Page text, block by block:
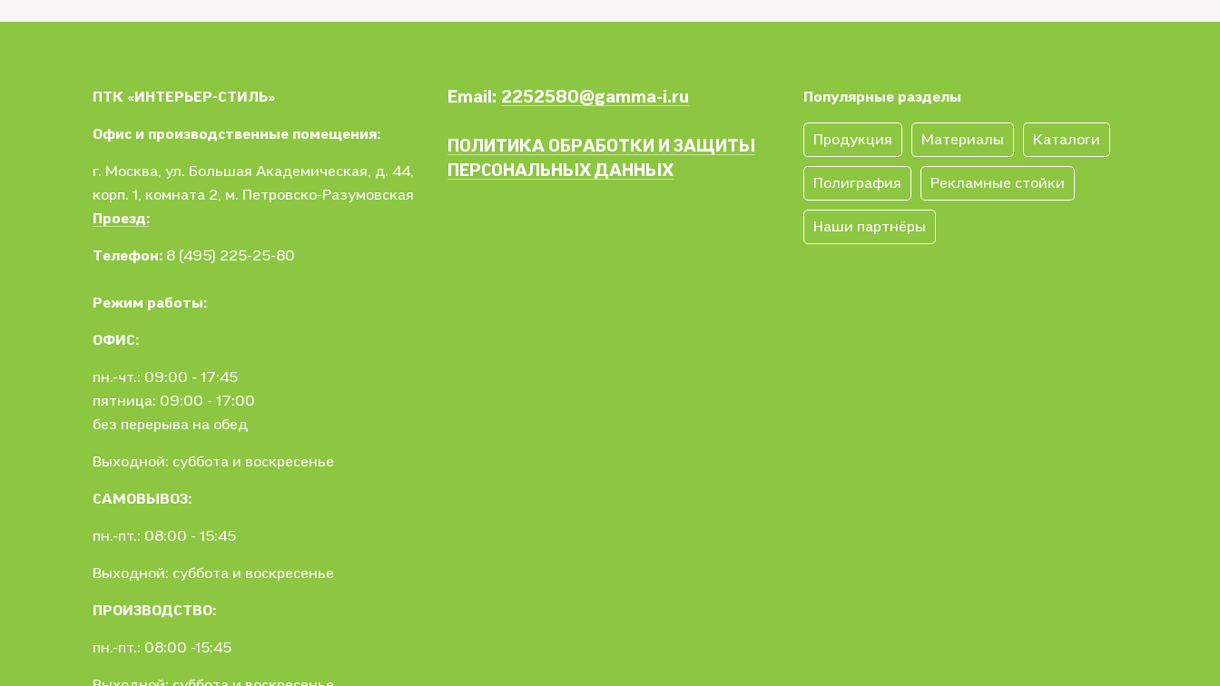
ПТК «ИНТЕРЬЕР-СТИЛЬ»
Офис и производственные помещения:
г. Москва, ул. Большая Академическая, д. 44,
корп. 1, комната 2, м. Петровско-Разумовская
Проезд:
Телефон: 8 (495) 225-25-80
Режим работы:
ОФИС:
пн.-чт.: 09:00 - 17:45
пятница: 09:00 - 17:00
без перерыва на обед
Выходной: суббота и воскресенье
САМОВЫВОЗ:
пн.-пт.: 08:00 - 15:45
Выходной: суббота и воскресенье
ПРОИЗВОДСТВО:
пн.-пт.: 08:00 -15:45
Email: 2252580@gamma-i.ru
ПОЛИТИКА ОБРАБОТКИ И ЗАЩИТЫ
ПЕРСОНАЛЬНЫХ ДАННЫХ
Популярные разделы
Продукция Материалы Каталоги
Полиграфия Рекламные стойки
Наши партнёры